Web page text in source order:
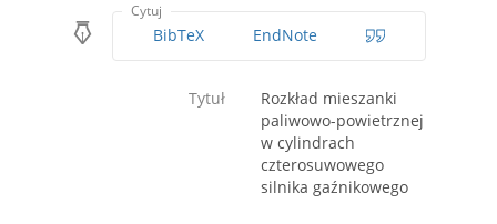
Cytuj
BibTeX EndNote
Tytuł
Rozkład mieszanki
paliwowo-powietrznej
w cylindrach
czterosuwowego
silnika gaźnikowego